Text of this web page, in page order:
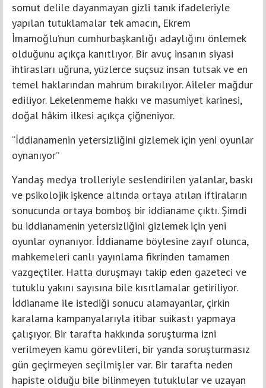
somut delile dayanmayan gizli tanık ifadeleriyle
yapılan tutuklamalar tek amacın, Ekrem
İmamoğlu’nun cumhurbaşkanlığı adaylığını önlemek
olduğunu açıkça kanıtlıyor. Bir avuç insanın siyasi
ihtirasları uğruna, yüzlerce suçsuz insan tutsak ve en
temel haklarından mahrum bırakılıyor. Aileler mağdur
ediliyor. Lekelenmeme hakkı ve masumiyet karinesi,
doğal hâkim ilkesi açıkça çiğneniyor.
“İddianamenin yetersizliğini gizlemek için yeni oyunlar
oynanıyor”
Yandaş medya trolleriyle seslendirilen yalanlar, baskı
ve psikolojik işkence altında ortaya atılan iftiraların
sonucunda ortaya bomboş bir iddianame çıktı. Şimdi
bu iddianamenin yetersizliğini gizlemek için yeni
oyunlar oynanıyor. İddianame böylesine zayıf olunca,
mahkemeleri canlı yayınlama fikrinden tamamen
vazgeçtiler. Hatta duruşmayı takip eden gazeteci ve
tutuklu yakını sayısına bile kısıtlamalar getiriliyor.
İddianame ile istediği sonucu alamayanlar, çirkin
karalama kampanyalarıyla itibar suikastı yapmaya
çalışıyor. Bir tarafta hakkında soruşturma izni
verilmeyen kamu görevlileri, bir yanda soruşturmasız
gün geçirmeyen seçilmişler var. Bir tarafta neden
hapiste olduğu bile bilinmeyen tutuklular ve uzayan